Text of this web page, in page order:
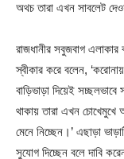
অথচ তারা এখন সাবলেট
রাজধানীর সবুজবাগ
স্বীকার করে বলেন,
বাড়িভাড়া দিয়েই
থাকায় তারা এখন
মেনে নিচ্ছেন।’ এছাড়া
সুযোগ দিচ্ছেন বলে দাবি